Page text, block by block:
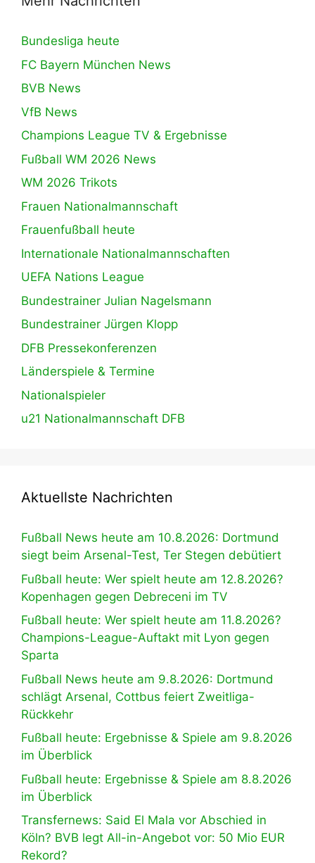
Bundesliga heute
FC Bayern München News
BVB News
VfB News
Champions League TV & Ergebnisse
Fußball WM 2026 News
WM 2026 Trikots
Frauen Nationalmannschaft
Frauenfußball heute
Internationale Nationalmannschaften
UEFA Nations League
Bundestrainer Julian Nagelsmann
Bundestrainer Jürgen Klopp
DFB Pressekonferenzen
Länderspiele & Termine
Nationalspieler
u21 Nationalmannschaft DFB
Aktuellste Nachrichten
Fußball News heute am 10.8.2026: Dortmund
siegt beim Arsenal-Test, Ter Stegen debütiert
Fußball heute: Wer spielt heute am 12.8.2026?
Kopenhagen gegen Debreceni im TV
Fußball heute: Wer spielt heute am 11.8.2026?
Champions-League-Auftakt mit Lyon gegen
Sparta
Fußball News heute am 9.8.2026: Dortmund
schlägt Arsenal, Cottbus feiert Zweitliga-
Rückkehr
Fußball heute: Ergebnisse & Spiele am 9.8.2026
im Überblick
Fußball heute: Ergebnisse & Spiele am 8.8.2026
im Überblick
Transfernews: Said El Mala vor Abschied in
Köln? BVB legt All-in-Angebot vor: 50 Mio EUR
Rekord?